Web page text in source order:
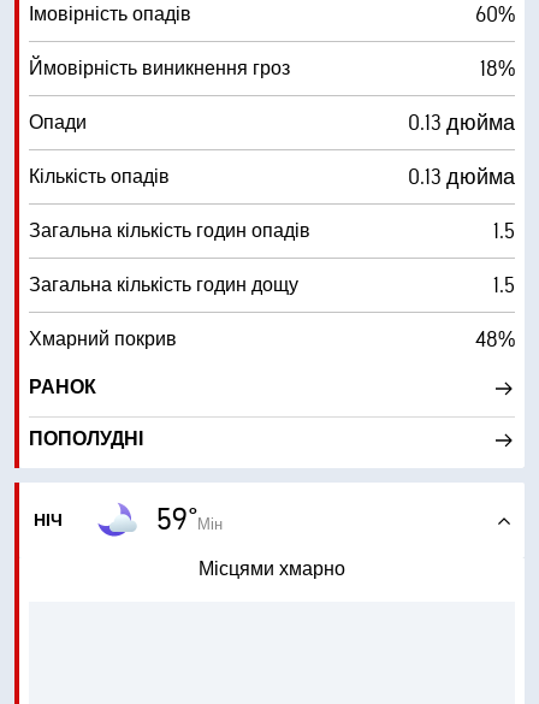
Імовірність опадів 60%
Ймовірність виникнення гроз 18%
Опади 0.13 дюйма
Кількість опадів 0.13 дюйма
Загальна кількість годин опадів 1.5
Загальна кількість годин дощу 1.5
Хмарний покрив 48%
РАНОК
ПОПОЛУДНІ
НІЧ 59°Мін
Місцями хмарно